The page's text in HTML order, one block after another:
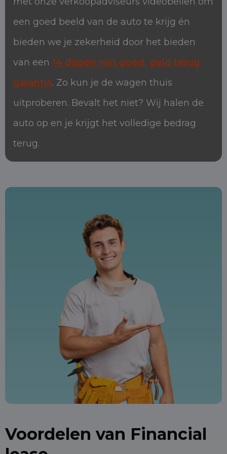
een goed beeld van de auto te krijg én
bieden we je zekerheid door het bieden
van een 14 dagen niet goed, geld terug
garantie. Zo kun je de wagen thuis
uitproberen. Bevalt het niet? Wij halen de
auto op en je krijgt het volledige bedrag
terug.
Voordelen van Financial